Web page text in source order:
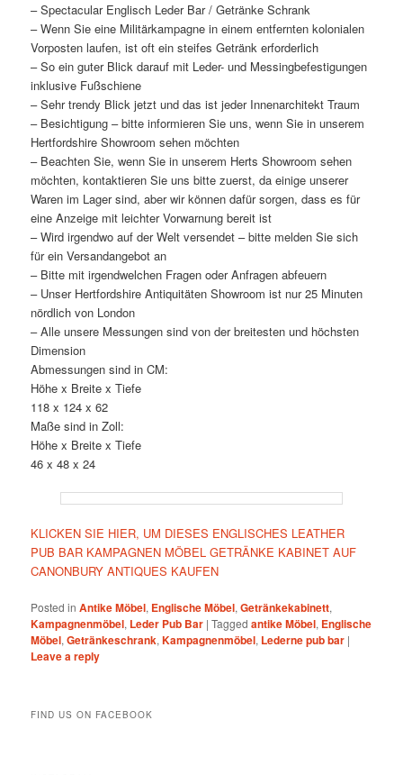
– Spectacular Englisch Leder Bar / Getränke Schrank
– Wenn Sie eine Militärkampagne in einem entfernten kolonialen
Vorposten laufen, ist oft ein steifes Getränk erforderlich
– So ein guter Blick darauf mit Leder- und Messingbefestigungen
inklusive Fußschiene
– Sehr trendy Blick jetzt und das ist jeder Innenarchitekt Traum
– Besichtigung – bitte informieren Sie uns, wenn Sie in unserem
Hertfordshire Showroom sehen möchten
– Beachten Sie, wenn Sie in unserem Herts Showroom sehen
möchten, kontaktieren Sie uns bitte zuerst, da einige unserer
Waren im Lager sind, aber wir können dafür sorgen, dass es für
eine Anzeige mit leichter Vorwarnung bereit ist
– Wird irgendwo auf der Welt versendet – bitte melden Sie sich
für ein Versandangebot an
– Bitte mit irgendwelchen Fragen oder Anfragen abfeuern
– Unser Hertfordshire Antiquitäten Showroom ist nur 25 Minuten
nördlich von London
– Alle unsere Messungen sind von der breitesten und höchsten
Dimension
Abmessungen sind in CM:
Höhe x Breite x Tiefe
118 x 124 x 62
Maße sind in Zoll:
Höhe x Breite x Tiefe
46 x 48 x 24
KLICKEN SIE HIER, UM DIESES ENGLISCHES LEATHER
PUB BAR KAMPAGNEN MÖBEL GETRÄNKE KABINET AUF
CANONBURY ANTIQUES KAUFEN
Posted in Antike Möbel, Englische Möbel,Getränkekabinett,
Kampagnenmöbel, Leder Pub Bar |Tagged antike Möbel, Englische
Möbel,Getränkeschrank,Kampagnenmöbel, Lederne pub bar |
Leave a reply
FIND US ON FACEBOOK